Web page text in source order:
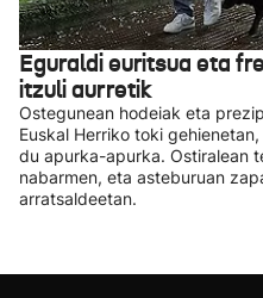
Eguraldi euritsua eta
itzuli aurretik
Ostegunean hodeiak eta
Euskal Herriko toki
du apurka-apurka. Ostiralean
nabarmen, eta asteburuan
arratsaldeetan.